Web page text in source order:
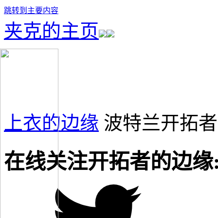
跳转到主要内容
夹克的主页
上衣的边缘 波特兰开拓
在线关注开拓者的边